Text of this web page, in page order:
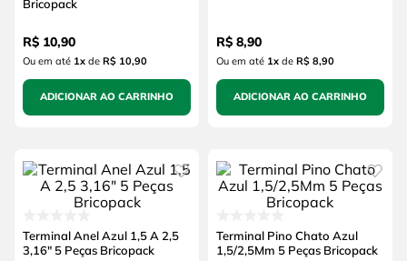
Bricopack
R$ 10,90
Ou em até 1xde R$ 10,90
ADICIONAR AO CARRINHO
R$ 8,90
Ou em até 1xde R$ 8,90
ADICIONAR AO CARRINHO
Terminal Anel Azul 1,5 A 2,5
3,16" 5 Peças Bricopack
Terminal Pino Chato Azul
1,5/2,5Mm 5 Peças Bricopack